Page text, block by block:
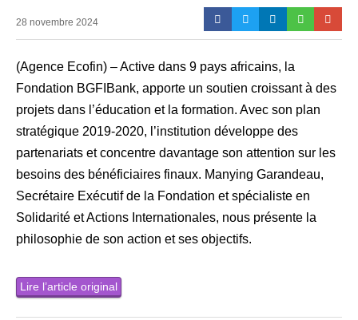
28 novembre 2024
(Agence Ecofin) – Active dans 9 pays africains, la
Fondation BGFIBank, apporte un soutien croissant à des
projets dans l’éducation et la formation. Avec son plan
stratégique 2019-2020, l’institution développe des
partenariats et concentre davantage son attention sur les
besoins des bénéficiaires finaux. Manying Garandeau,
Secrétaire Exécutif de la Fondation et spécialiste en
Solidarité et Actions Internationales, nous présente la
philosophie de son action et ses objectifs.
Lire l’article original